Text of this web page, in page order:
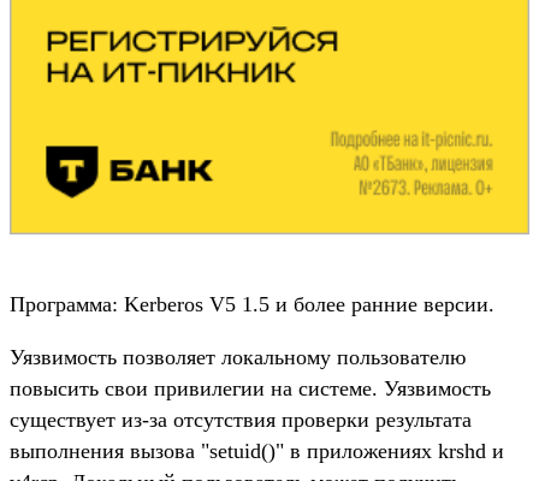
Программа: Kerberos V5 1.5 и более ранние версии.
Уязвимость позволяет локальному пользователю
повысить свои привилегии на системе. Уязвимость
существует из-за отсутствия проверки результата
выполнения вызова "setuid()" в приложениях krshd и